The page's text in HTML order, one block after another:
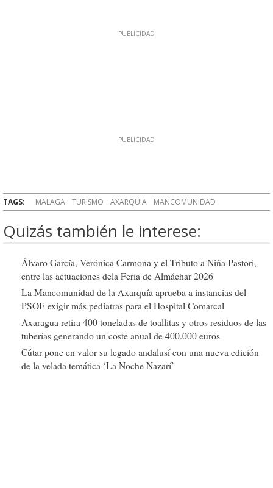
TAGS: MALAGA TURISMO AXARQUIA MANCOMUNIDAD
Quizás también le interese:
Álvaro García, Verónica Carmona y el Tributo a Niña Pastori,
entre las actuaciones dela Feria de Almáchar 2026
La Mancomunidad de la Axarquía aprueba a instancias del
PSOE exigir más pediatras para el Hospital Comarcal
Axaragua retira 400 toneladas de toallitas y otros residuos de las
tuberías generando un coste anual de 400.000 euros
Cútar pone en valor su legado andalusí con una nueva edición
de la velada temática ‘La Noche Nazarí’